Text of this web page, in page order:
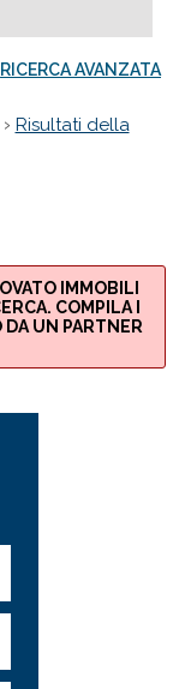
RICERCA AVANZATA
› Risultati della
IMMOBILI
COMPILA I
DA UN PARTNER